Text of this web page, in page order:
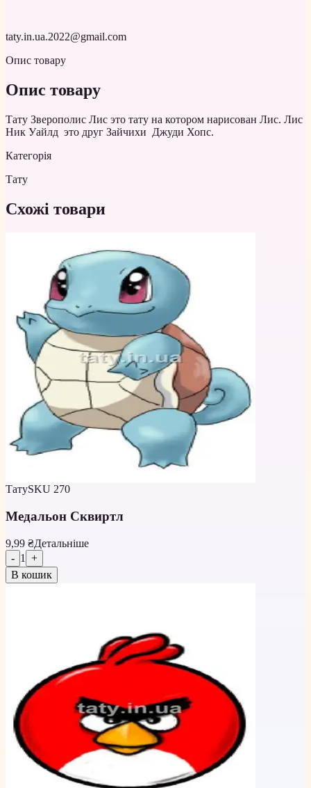
taty.in.ua.2022@gmail.com
Опис товару
Опис товару
Тату Зверополис Лис это тату на котором нарисован Лис. Лис
Ник Уайлд это друг Зайчихи Джуди Хопс.
Категорія
Тату
Схожі товари
ТатуSKU 270
Медальон Сквиртл
9,99 ₴Детальніше
- 1
+
В кошик